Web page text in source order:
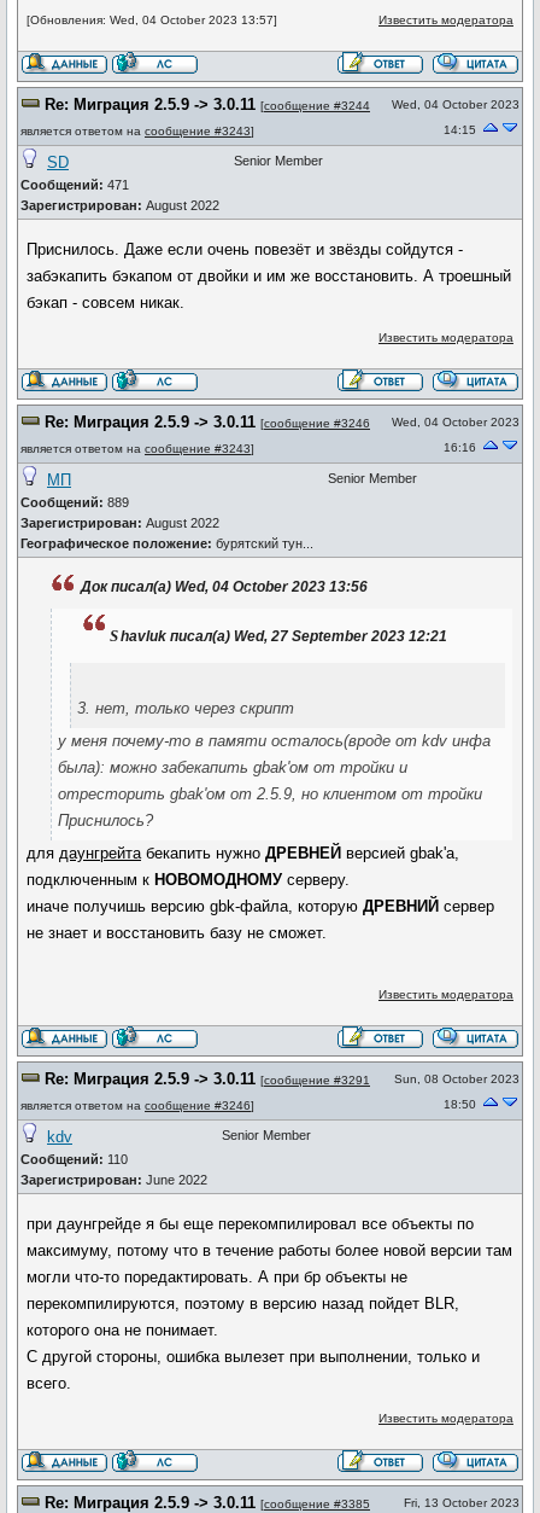
[Обновления: Wed, 04 October 2023 13:57] Известить модератора
Re: Миграция 2.5.9 -> 3.0.11 [сообщение #3244
является ответом на сообщение #3243]
Wed, 04 October 2023
14:15
SD
Сообщений: 471
Зарегистрирован: August 2022
Senior Member
Приснилось. Даже если очень повезёт и звёзды сойдутся -
забэкапить бэкапом от двойки и им же восстановить. А троешный
бэкап - совсем никак.
Известить модератора
Re: Миграция 2.5.9 -> 3.0.11 [сообщение #3246
является ответом на сообщение #3243]
Wed, 04 October 2023
16:16
МП
Сообщений: 889
Зарегистрирован: August 2022
Географическое положение: бурятский тун...
Senior Member
Док писал(а) Wed, 04 October 2023 13:56
shavluk писал(а) Wed, 27 September 2023 12:21
3. нет, только через скрипт
у меня почему-то в памяти осталось(вроде от kdv инфа
была): можно забекапить gbak'ом от тройки и
отресторить gbak'ом от 2.5.9, но клиентом от тройки
Приснилось?
длядаунгрейтабекапить нужноДРЕВНЕЙ версией gbak'а,
подключенным к НОВОМОДНОМУ серверу.
иначе получишь версию gbk-файла, которуюДРЕВНИЙ сервер
не знает и восстановить базу не сможет.
Известить модератора
Re: Миграция 2.5.9 -> 3.0.11 [сообщение #3291
является ответом на сообщение #3246]
Sun, 08 October 2023
18:50
kdv
Сообщений: 110
Зарегистрирован: June 2022
Senior Member
при даунгрейде я бы еще перекомпилировал все объекты по
максимуму, потому что в течение работы более новой версии там
могли что-то поредактировать. А при бр объекты не
перекомпилируются, поэтому в версию назад пойдет BLR,
которого она не понимает.
С другой стороны, ошибка вылезет при выполнении, только и
всего.
Известить модератора
Re: Миграция 2.5.9 -> 3.0.11 [сообщение #3385
Fri, 13 October 2023